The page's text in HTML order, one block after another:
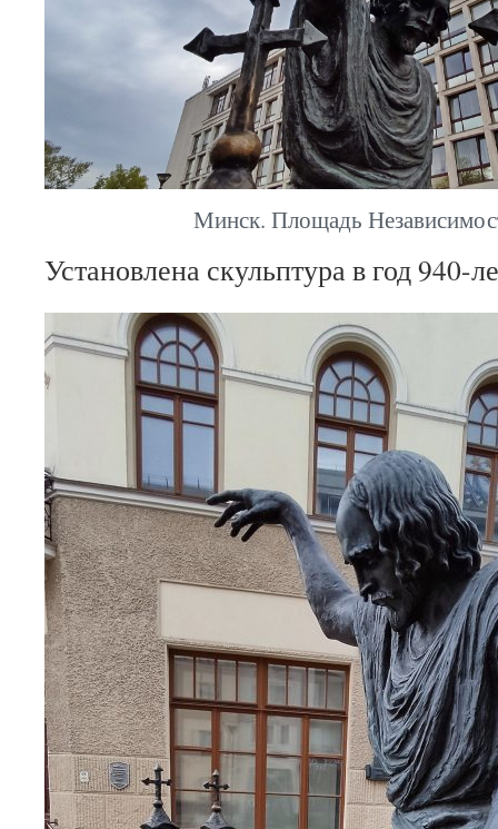
Минск. Площадь
Установлена скульптура в год 940-